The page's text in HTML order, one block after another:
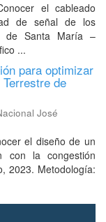
el cableado
de señal de los
de Santa María –
...
para optimizar
de
José
el diseño de un
con la congestión
2023. Metodología: